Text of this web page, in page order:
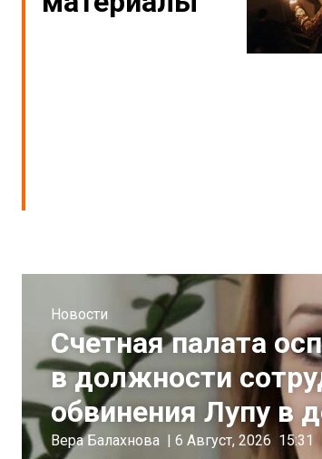
Новости
Счетная палата
в должности
обвинения Лупу в
Вера Балахнова | 6 Август, 2026 15:31